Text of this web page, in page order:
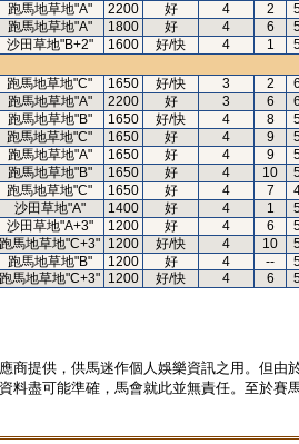
跑馬地草地"A" 2200 好 4 2
跑馬地草地"A" 1800 好 4 6
沙田草地"B+2" 1600 好/快 4 1
跑馬地草地"C" 1650 好/快 3 2
跑馬地草地"A" 2200 好 3 6
跑馬地草地"B" 1650 好/快 4 8
跑馬地草地"C" 1650 好 4 9
跑馬地草地"A" 1650 好 4 9
跑馬地草地"B" 1650 好 4 10
跑馬地草地"C" 1650 好 4 7
沙田草地"A" 1400 好 4 1
沙田草地"A+3" 1200 好 4 6
跑馬地草地"C+3" 1200 好/快 4 10
跑馬地草地"B" 1200 好 4 --
跑馬地草地"C+3" 1200 好/快 4 6
商提供，供馬迷作個人娛樂資訊之用。但
料盡可能準確，馬會就此並無責任。至於賽